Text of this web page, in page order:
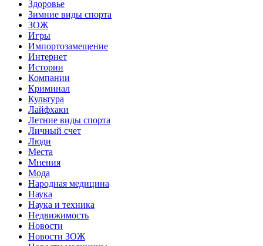
Здоровье
Зимние виды спорта
ЗОЖ
Игры
Импортозамещение
Интернет
Истории
Компании
Криминал
Культура
Лайфхаки
Летние виды спорта
Личный счет
Люди
Места
Мнения
Мода
Народная медицина
Наука
Наука и техника
Недвижимость
Новости
Новости ЗОЖ